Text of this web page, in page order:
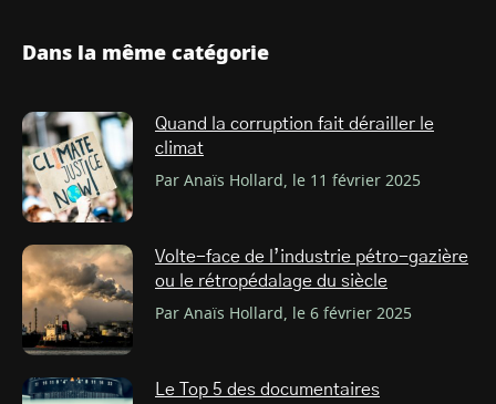
Dans la même catégorie
Quand la corruption fait dérailler le
climat
Par Anaïs Hollard, le 11 février 2025
Volte-face de l’industrie pétro-gazière
ou le rétropédalage du siècle
Par Anaïs Hollard, le 6 février 2025
Le Top 5 des documentaires